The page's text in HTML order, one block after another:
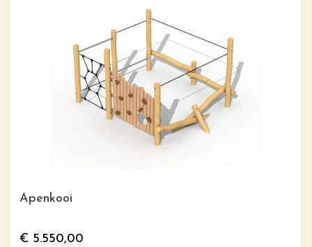
Apenkooi
€ 5.550,00